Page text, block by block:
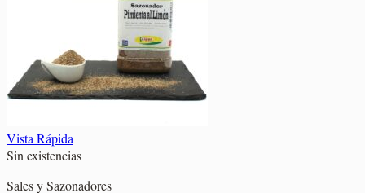
Vista Rápida
Sin existencias
Sales y Sazonadores